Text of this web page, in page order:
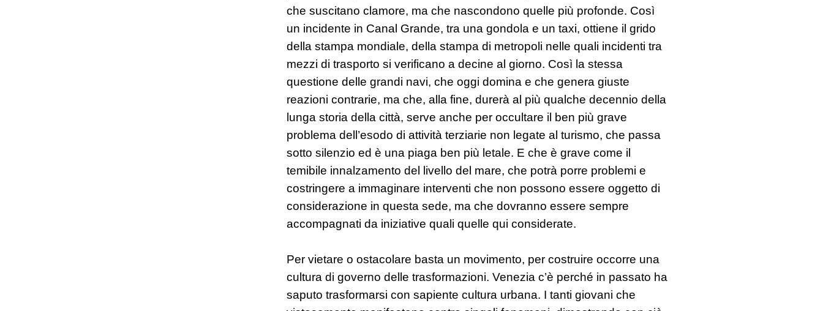
che suscitano clamore, ma che nascondono quelle più profonde. Così
un incidente in Canal Grande, tra una gondola e un taxi, ottiene il grido
della stampa mondiale, della stampa di metropoli nelle quali incidenti tra
mezzi di trasporto si verificano a decine al giorno. Così la stessa
questione delle grandi navi, che oggi domina e che genera giuste
reazioni contrarie, ma che, alla fine, durerà al più qualche decennio della
lunga storia della città, serve anche per occultare il ben più grave
problema dell’esodo di attività terziarie non legate al turismo, che passa
sotto silenzio ed è una piaga ben più letale. E che è grave come il
temibile innalzamento del livello del mare, che potrà porre problemi e
costringere a immaginare interventi che non possono essere oggetto di
considerazione in questa sede, ma che dovranno essere sempre
accompagnati da iniziative quali quelle qui considerate.
Per vietare o ostacolare basta un movimento, per costruire occorre una
cultura di governo delle trasformazioni. Venezia c’è perché in passato ha
saputo trasformarsi con sapiente cultura urbana. I tanti giovani che